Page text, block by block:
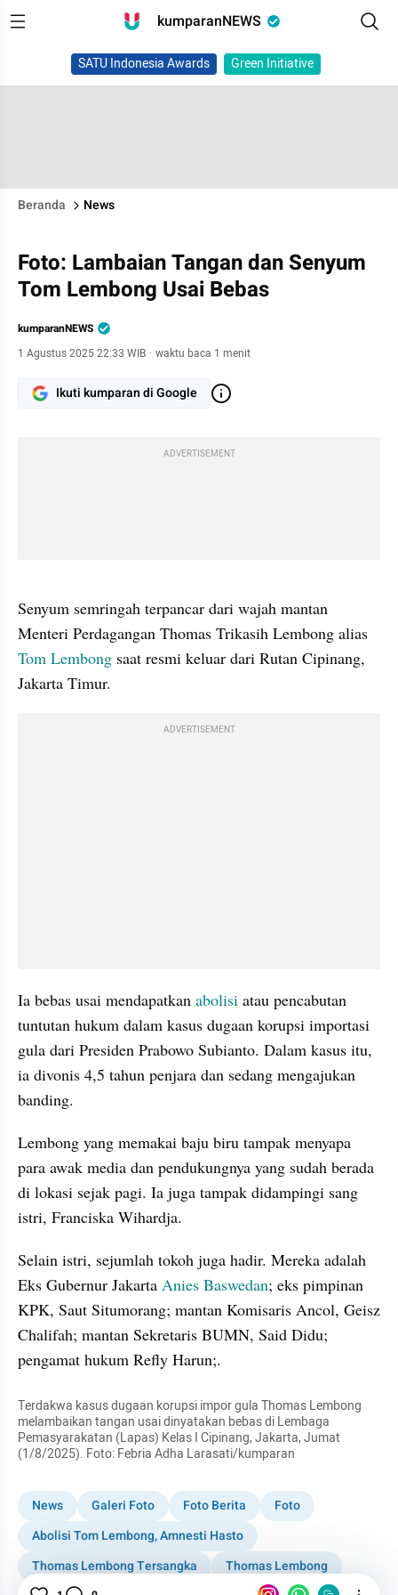
kumparanNEWS
SATU Indonesia Awards Green Initiative
Beranda News
Foto: Lambaian Tangan dan Senyum
Tom Lembong Usai Bebas
kumparanNEWS
1 Agustus 2025 22:33 WIB · waktu baca 1 menit
Ikuti kumparan di Google
ADVERTISEMENT
Senyum semringah terpancar dari wajah mantan
Tom Lembong saat resmi keluar dari Rutan Cipinang,
Jakarta Timur.
ADVERTISEMENT
Ia bebas usai mendapatkan abolisi atau pencabutan
tuntutan hukum dalam kasus dugaan korupsi importasi
gula dari Presiden Prabowo Subianto. Dalam kasus itu,
ia divonis 4,5 tahun penjara dan sedang mengajukan
banding.
Lembong yang memakai baju biru tampak menyapa
para awak media dan pendukungnya yang sudah berada
di lokasi sejak pagi. Ia juga tampak didampingi sang
istri, Franciska Wihardja.
Selain istri, sejumlah tokoh juga hadir. Mereka adalah
Eks Gubernur Jakarta Anies Baswedan; eks pimpinan
KPK, Saut Situmorang; mantan Komisaris Ancol, Geisz
Chalifah; mantan Sekretaris BUMN, Said Didu;
pengamat hukum Refly Harun;.
Terdakwa kasus dugaan korupsi impor gula Thomas Lembong
melambaikan tangan usai dinyatakan bebas di Lembaga
Pemasyarakatan (Lapas) Kelas I Cipinang, Jakarta, Jumat
(1/8/2025). Foto: Febria Adha Larasati/kumparan
News Galeri Foto Foto Berita
Foto
Abolisi Tom Lembong, Amnesti Hasto
Thomas Lembong Tersangka
Thomas Lembong